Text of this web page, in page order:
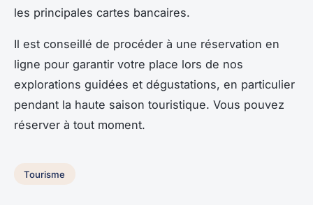
les principales cartes bancaires.
Il est conseillé de procéder à une réservation en
ligne pour garantir votre place lors de nos
explorations guidées et dégustations, en particulier
pendant la haute saison touristique. Vous pouvez
réserver à tout moment.
Tourisme